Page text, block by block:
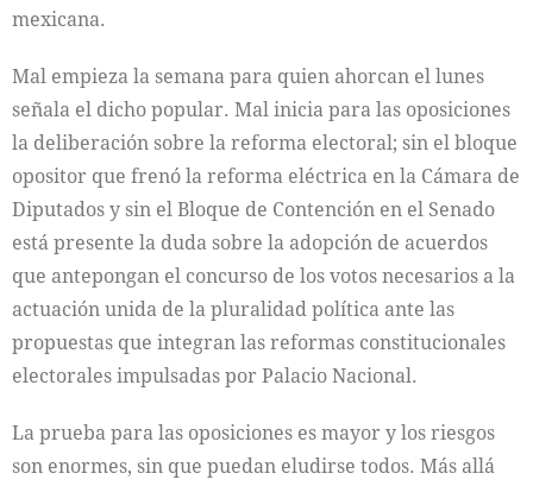
mexicana.
Mal empieza la semana para quien ahorcan el lunes
señala el dicho popular. Mal inicia para las oposiciones
la deliberación sobre la reforma electoral; sin el bloque
opositor que frenó la reforma eléctrica en la Cámara de
Diputados y sin el Bloque de Contención en el Senado
está presente la duda sobre la adopción de acuerdos
que antepongan el concurso de los votos necesarios a la
actuación unida de la pluralidad política ante las
propuestas que integran las reformas constitucionales
electorales impulsadas por Palacio Nacional.
La prueba para las oposiciones es mayor y los riesgos
son enormes, sin que puedan eludirse todos. Más allá